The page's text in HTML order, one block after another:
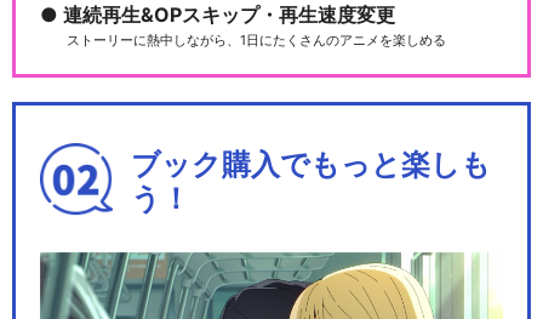
連続再生&OPスキップ・再生速度変更
ストーリーに熱中しながら、1日にたくさんのアニメを楽しめる
ブック購入でもっと楽しも
う！